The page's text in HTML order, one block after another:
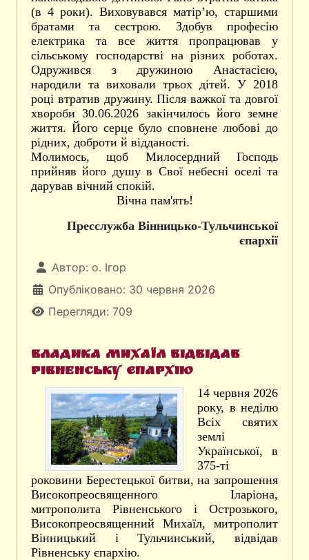
(в 4 роки). Виховувався матірʼю, старшими
братами та сестрою. Здобув професію
електрика та все життя пропрацював у
сільському господарстві на різних роботах.
Одружився з дружиною Анастасією,
народили та виховали трьох дітей. У 2018
році втратив дружину. Після важкої та довгої
хвороби 30.06.2026 закінчилось його земне
життя. Його серце було сповнене любові до
рідних, доброти й відданості.
Молимось, щоб Милосердний Господь
прийняв його душу в Свої небесні оселі та
дарував вічний спокій.
Вічна пам'ять!
Пресслужба Вінницько-Тульчинської
єпархії
Автор: о. Ігор
Опубліковано: 30 червня 2026
Перегляди: 709
Владика Михаїл відвідав
Рівненську єпархію
14 червня 2026
року, в неділю
Всіх святих
землі
Української, в
375-ті
роковини Берестецької битви, на запрошення
Високопреосвященного Іларіона,
митрополита Рівненського і Острозького,
Високопреосвященний Михаїл, митрополит
Вінницький і Тульчинський, відвідав
Рівненську єпархію.